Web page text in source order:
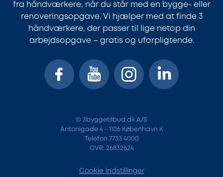
fra håndværkere, når du står med en bygge- eller
renoveringsopgave. Vi hjælper med at finde 3
håndværkere, der passer til lige netop din
arbejdsopgave – gratis og uforpligtende.
© 3byggetilbud.dk A/S
Antonigade 4 - 1106 København K
Telefon 7733 4000
CVR: 26832624
Cookie indstillinger